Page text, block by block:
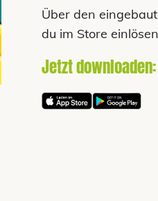
Über den
du im Store
Jetzt downloaden: